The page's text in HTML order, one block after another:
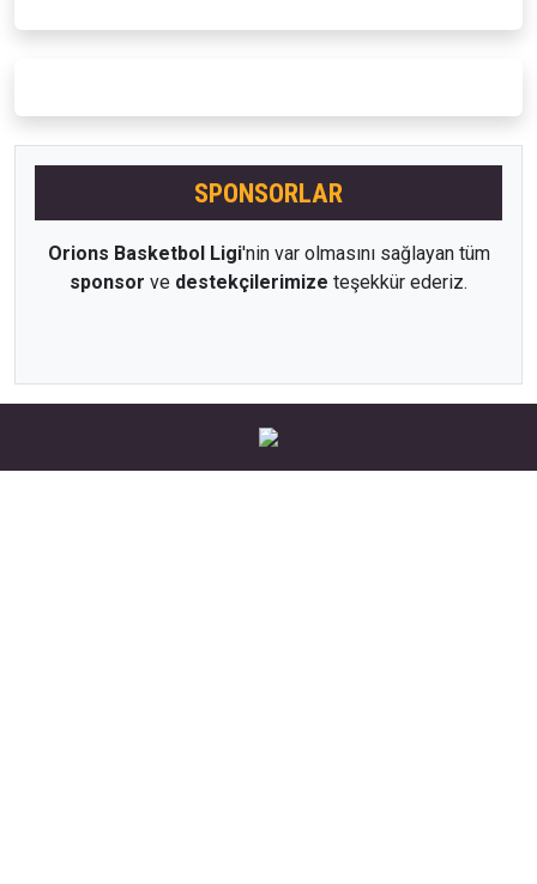
SPONSORLAR
Orions Basketbol Ligi'nin var olmasını sağlayan tüm
sponsor ve destekçilerimize teşekkür ederiz.